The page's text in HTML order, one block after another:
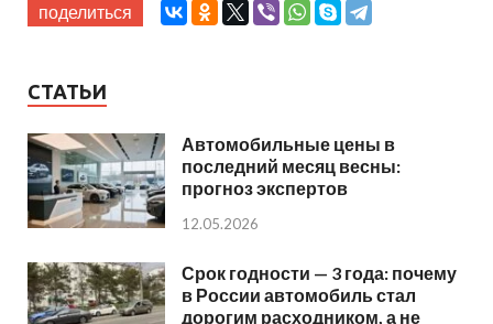
поделиться
СТАТЬИ
Автомобильные цены в
последний месяц весны:
прогноз экспертов
12.05.2026
Срок годности — 3 года: почему
в России автомобиль стал
дорогим расходником, а не